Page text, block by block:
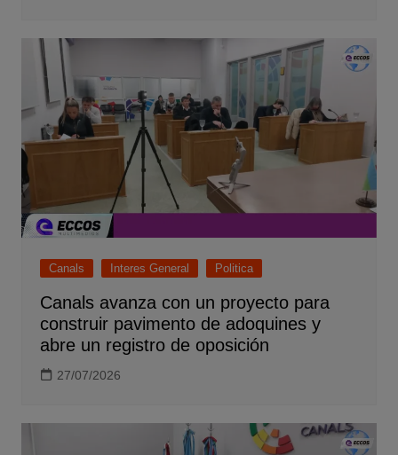
Canals Interes General Politica
Canals avanza con un proyecto para
construir pavimento de adoquines y
abre un registro de oposición
27/07/2026